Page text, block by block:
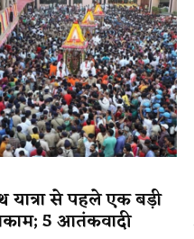
यात्रा से पहले एक बड़ी
5 आतंकवादी